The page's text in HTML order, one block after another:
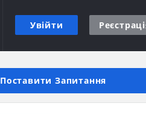
Увійти
Поставити Запитання